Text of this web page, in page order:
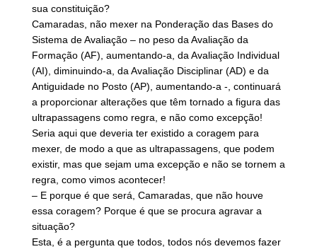
sua constituição?
Camaradas, não mexer na Ponderação das Bases do
Sistema de Avaliação – no peso da Avaliação da
Formação (AF), aumentando-a, da Avaliação Individual
(AI), diminuindo-a, da Avaliação Disciplinar (AD) e da
Antiguidade no Posto (AP), aumentando-a -, continuará
a proporcionar alterações que têm tornado a figura das
ultrapassagens como regra, e não como excepção!
Seria aqui que deveria ter existido a coragem para
mexer, de modo a que as ultrapassagens, que podem
existir, mas que sejam uma excepção e não se tornem a
regra, como vimos acontecer!
– E porque é que será, Camaradas, que não houve
essa coragem? Porque é que se procura agravar a
situação?
Esta, é a pergunta que todos, todos nós devemos fazer